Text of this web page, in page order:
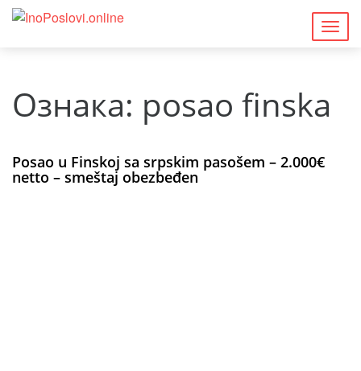
Ознака: posao finska
Posao u Finskoj sa srpskim pasošem – 2.000€
netto – smeštaj obezbeđen